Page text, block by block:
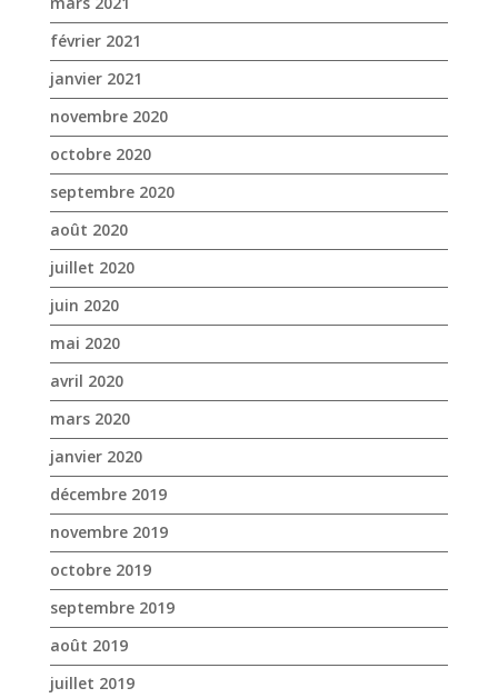
février 2021
janvier 2021
novembre 2020
octobre 2020
septembre 2020
août 2020
juillet 2020
juin 2020
mai 2020
avril 2020
mars 2020
janvier 2020
décembre 2019
novembre 2019
octobre 2019
septembre 2019
août 2019
juillet 2019